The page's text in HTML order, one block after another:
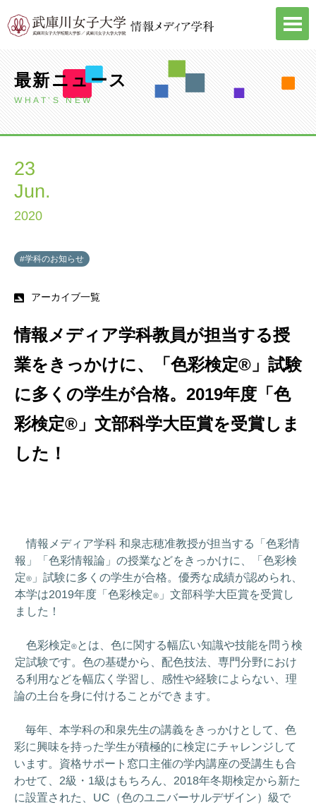
最新ニュース
WHAT’S NEW
23
Jun.
2020
#学科のお知らせ
アーカイブ一覧
情報メディア学科教員が担当する授
業をきっかけに、「色彩検定®」試験
に多くの学生が合格。2019年度「色
彩検定®」文部科学大臣賞を受賞しま
した！
情報メディア学科 和泉志穂准教授が担当する「色彩情
報」「色彩情報論」の授業などをきっかけに、「色彩検
定®」試験に多くの学生が合格。優秀な成績が認められ、
本学は2019年度「色彩検定®」文部科学大臣賞を受賞し
ました！
色彩検定®とは、色に関する幅広い知識や技能を問う検
定試験です。色の基礎から、配色技法、専門分野におけ
る利用などを幅広く学習し、感性や経験によらない、理
論の土台を身に付けることができます。
毎年、本学科の和泉先生の講義をきっかけとして、色
彩に興味を持った学生が積極的に検定にチャレンジして
います。資格サポート窓口主催の学内講座の受講生も合
わせて、2級・1級はもちろん、2018年冬期検定から新た
に設置された、UC（色のユニバーサルデザイン）級で